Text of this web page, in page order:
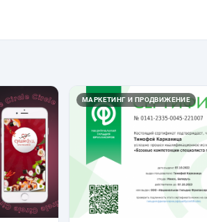
МАРКЕТИНГ И ПРОДВИЖЕНИЕ